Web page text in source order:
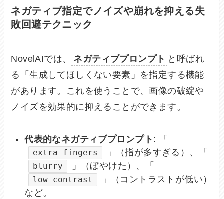
ネガティブ指定でノイズや崩れを抑える失
敗回避テクニック
NovelAIでは、 ネガティブプロンプト と呼ばれ
る「生成してほしくない要素」を指定する機能
があります。これを使うことで、画像の破綻や
ノイズを効果的に抑えることができます。
代表的なネガティブプロンプト : 「
extra fingers 」（指が多すぎる）、「
blurry 」（ぼやけた）、「
low contrast
」（コントラストが低い）
など。